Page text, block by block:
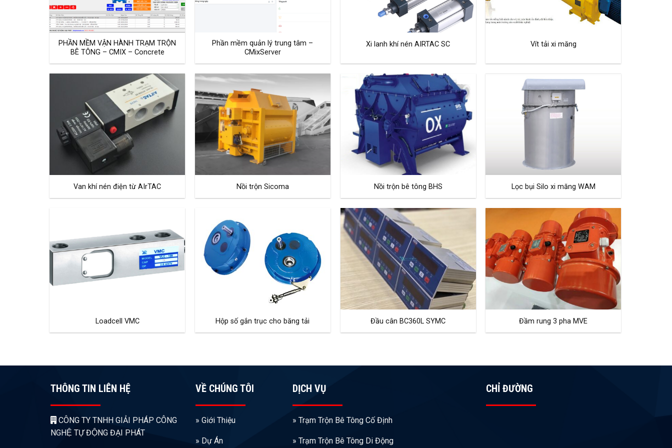
PHẦN MỀM VẬN HÀNH TRẠM TRỘN
BÊ TÔNG – CMIX – Concrete
Phần mềm quản lý trung tâm –
CMixServer
Xi lanh khí nén AIRTAC SC Vít tải xi măng
Van khí nén điện từ AIrTAC Nồi trộn Sicoma Nồi trộn bê tông BHS Lọc bụi Silo xi măng WAM
Loadcell VMC Hộp số gắn trục cho băng tải Đầu cân BC360L SYMC Đầm rung 3 pha MVE
THÔNG TIN LIÊN HỆ
CÔNG TY TNHH GIẢI PHÁP CÔNG
NGHỆ TỰ ĐỘNG ĐẠI PHÁT
VỀ CHÚNG TÔI
» Giới Thiệu
» Dự Án
DỊCH VỤ
» Trạm Trộn Bê Tông Cố Định
» Trạm Trộn Bê Tông Di Động
CHỈ ĐƯỜNG